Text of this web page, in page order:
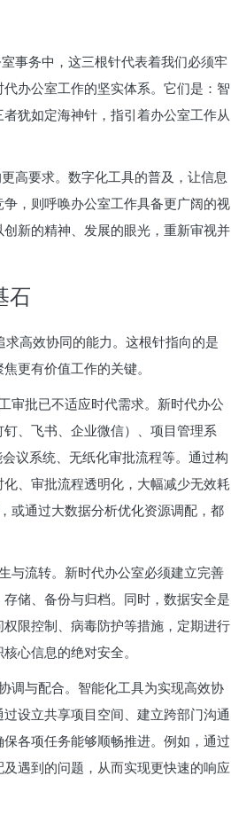
事务中，这三根针代表着我们必须牢
办公室工作的坚实体系。它们是：智
犹如定海神针，指引着办公室工作从
高要求。数字化工具的普及，让信息
，则呼唤办公室工作具备更广阔的视
新的精神、发展的眼光，重新审视并
石
高效协同的能力。这根针指向的是
更有价值工作的关键。
审批已不适应时代需求。新时代办公
、飞书、企业微信）、项目管理系
议系统、无纸化审批流程等。通过构
、审批流程透明化，大幅减少无效耗
或通过大数据分析优化资源调配，都
与流转。新时代办公室必须建立完善
储、备份与归档。同时，数据安全是
限控制、病毒防护等措施，定期进行
心信息的绝对安全。
调与配合。智能化工具为实现高效协
设立共享项目空间、建立跨部门沟通
各项任务能够顺畅推进。例如，通过
遇到的问题，从而实现更快速的响应